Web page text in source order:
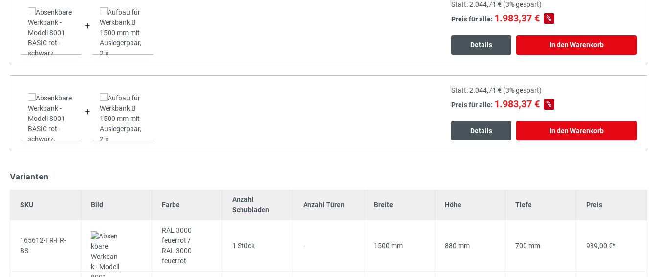
+
Statt:2.044,71 € (3%gespart)
Preis für alle: 1.983,37 € %
Details In den Warenkorb
+
Statt:2.044,71 € (3%gespart)
Preis für alle: 1.983,37 € %
Details In den Warenkorb
Varianten
SKU Bild Farbe
Anzahl
Schubladen
Anzahl Türen Breite Höhe Tiefe Preis
165612-FR-FR-
BS
RAL 3000
feuerrot /
RAL 3000
feuerrot
1 Stück - 1500 mm 880 mm 700 mm 939,00 €*